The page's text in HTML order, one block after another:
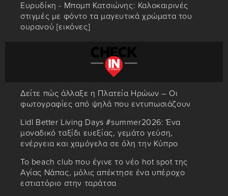
Ευρυδίκη - Μπομπ Κατσιώνης: Καλοκαιρινές
στιγμές με φόντο τα μαγευτικά χρώματα του
ουρανού [εικόνες]
Δείτε πώς άλλαξε η Πλατεία Ηρώων – Οι
φωτογραφίες από ψηλά που εντυπωσιάζουν
Lidl Better Living Days #summer2026: Ένα
μοναδικό ταξίδι ευεξίας, γεμάτο γεύση,
ενέργεια και χαμόγελα σε όλη την Κύπρο
Το beach club που έγινε το νέο hot spot της
Αγίας Νάπας, μόλις απέκτησε ένα υπέροχο
εστιατόριο στην ταράτσα